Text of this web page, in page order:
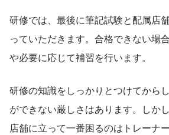
研修では、最後に筆記試験と配属店
っていただきます。合格できない場
や必要に応じて補習を行います。
研修の知識をしっかりとつけてから
ができない厳しさはあります。しか
店舗に立って一番困るのはトレーナ